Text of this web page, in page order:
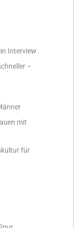
Interview
–
mit
für